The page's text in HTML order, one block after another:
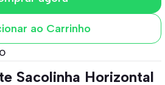
ao Carrinho
Sacolinha Horizontal